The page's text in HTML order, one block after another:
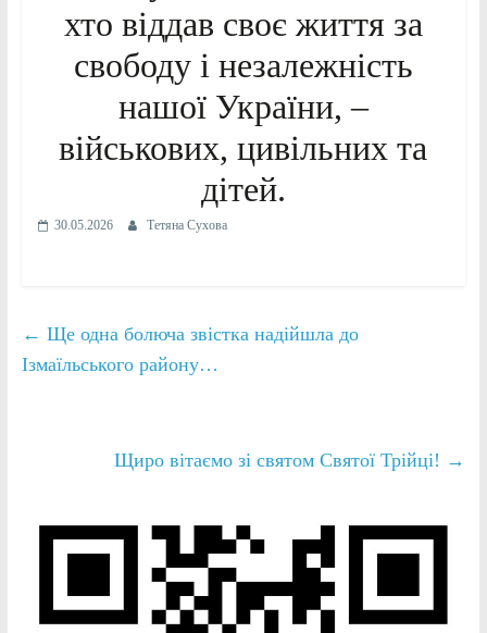
хто віддав своє життя за
свободу і незалежність
нашої України, –
військових, цивільних та
дітей.
30.05.2026 Тетяна Сухова
← Ще одна болюча звістка надійшла до
Ізмаїльського району…
Щиро вітаємо зі святом Святої Трійці! →